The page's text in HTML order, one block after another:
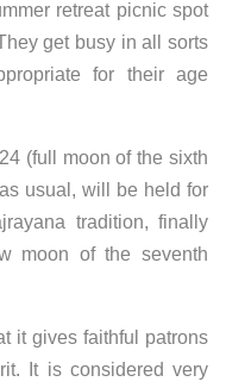
retreat picnic spot
get busy in all sorts
for their age
(full moon of the sixth
usual, will be held for
tradition, finally
moon of the seventh
it gives faithful patrons
It is considered very